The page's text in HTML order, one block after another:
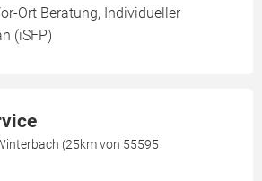
Ort Beratung, Individueller
(iSFP)
(25km von 55595